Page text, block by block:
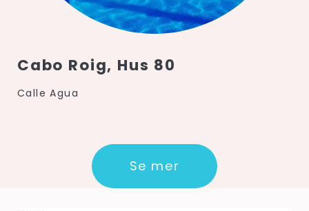
Cabo Roig, Hus 80
Calle Agua
Se mer